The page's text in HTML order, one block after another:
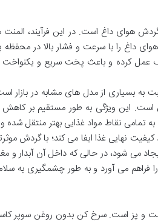
هوای داغ است. در این فرآیند، المنت
داغ را با سرعت و فشار بالا در
عمل کرده و باعث پخت سریع و یکنواخت
به بسیاری از مدل های مشابه در بازار
این ویژگی به طور مستقیم بر
تمامی نقاط مواد غذایی بهتر منتقل شده
نهایی غذا ایفا می کند؛ با گردش
می شود، در حالی که داخل آن آبدار و
۹۰ درصدی مصرف روغن را فراهم می آورد و به طور